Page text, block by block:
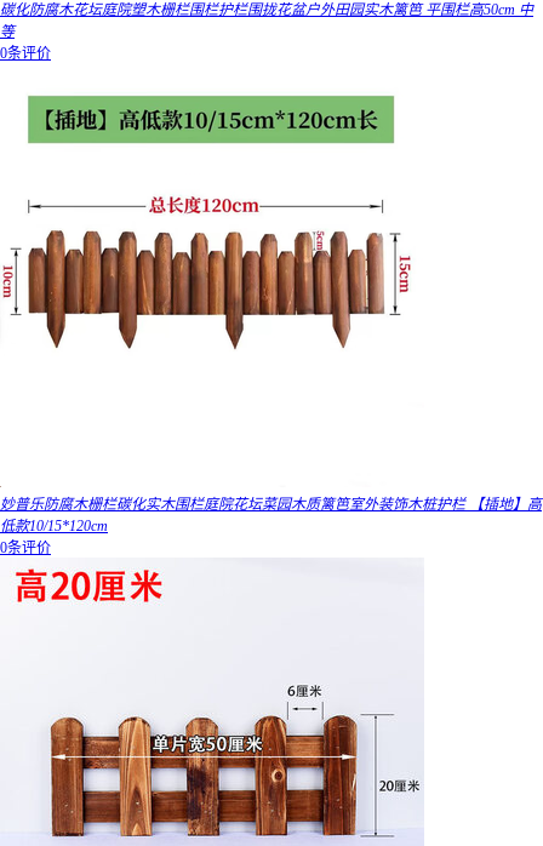
碳化防腐木花坛庭院塑木栅栏围栏护栏围拢花盆户外田园实木篱笆 平围栏高50cm 中
等
0条评价
妙普乐防腐木栅栏碳化实木围栏庭院花坛菜园木质篱笆室外装饰木桩护栏 【插地】高
低款10/15*120cm
0条评价